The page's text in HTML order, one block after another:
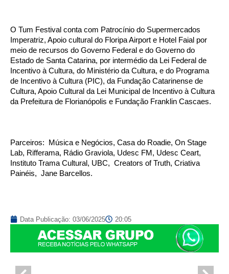
O Tum Festival conta com Patrocínio do Supermercados
Imperatriz, Apoio cultural do Floripa Airport e Hotel Faial por
meio de recursos do Governo Federal e do Governo do
Estado de Santa Catarina, por intermédio da Lei Federal de
Incentivo à Cultura, do Ministério da Cultura, e do Programa
de Incentivo à Cultura (PIC), da Fundação Catarinense de
Cultura, Apoio Cultural da Lei Municipal de Incentivo à Cultura
da Prefeitura de Florianópolis e Fundação Franklin Cascaes.
Parceiros: Música e Negócios, Casa do Roadie, On Stage
Lab, Rifferama, Rádio Graviola, Udesc FM, Udesc Ceart,
Instituto Trama Cultural, UBC, Creators of Truth, Criativa
Painéis, Jane Barcellos.
Data Publicação: 03/06/2025 20:05